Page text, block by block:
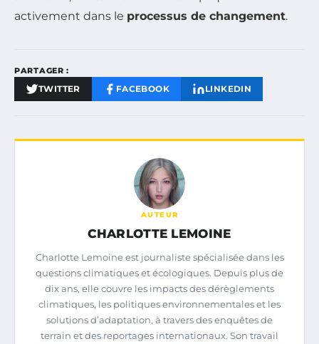
activement dans le processus de changement.
PARTAGER :
TWITTER FACEBOOK LINKEDIN
AUTEUR
CHARLOTTE LEMOINE
Charlotte Lemoine est journaliste spécialisée dans les
questions climatiques et écologiques. Depuis plus de
dix ans, elle couvre les impacts des dérèglements
climatiques, les politiques environnementales et les
solutions d’adaptation, à travers des enquêtes de
terrain et des reportages internationaux. Son travail